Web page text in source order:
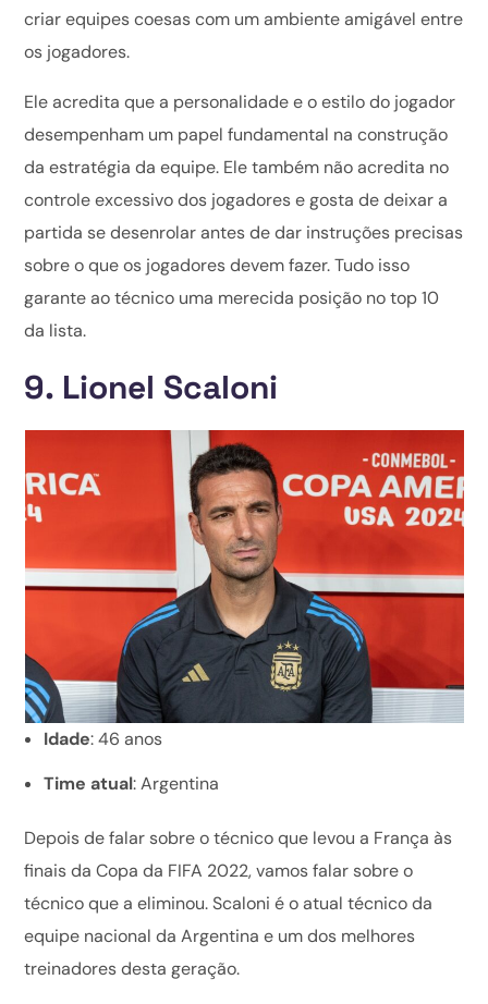
criar equipes coesas com um ambiente amigável entre
os jogadores.
Ele acredita que a personalidade e o estilo do jogador
desempenham um papel fundamental na construção
da estratégia da equipe. Ele também não acredita no
controle excessivo dos jogadores e gosta de deixar a
partida se desenrolar antes de dar instruções precisas
sobre o que os jogadores devem fazer. Tudo isso
garante ao técnico uma merecida posição no top 10
da lista.
9. Lionel Scaloni
Idade: 46 anos
Time atual: Argentina
Depois de falar sobre o técnico que levou a França às
finais da Copa da FIFA 2022, vamos falar sobre o
técnico que a eliminou. Scaloni é o atual técnico da
equipe nacional da Argentina e um dos melhores
treinadores desta geração.